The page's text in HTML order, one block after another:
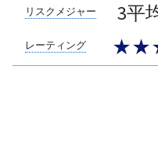
リスクメジャー 3平
レーティング